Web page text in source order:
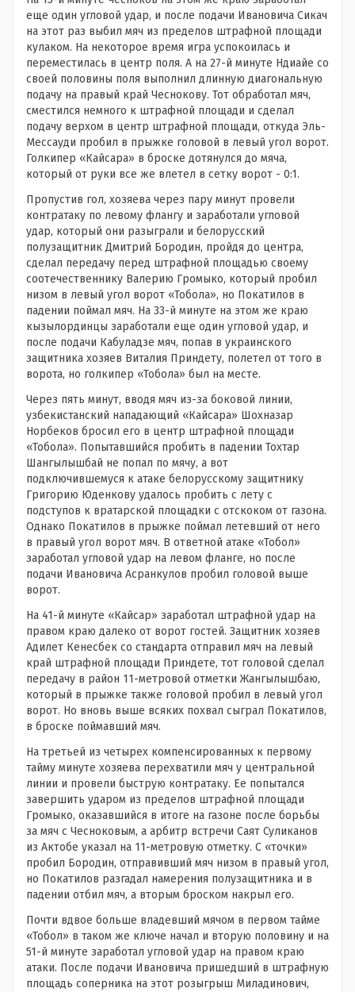
еще один угловой удар, и после подачи Ивановича Сикач
на этот раз выбил мяч из пределов штрафной площади
кулаком. На некоторое время игра успокоилась и
переместилась в центр поля. А на 27-й минуте Ндиайе со
своей половины поля выполнил длинную диагональную
подачу на правый край Чеснокову. Тот обработал мяч,
сместился немного к штрафной площади и сделал
подачу верхом в центр штрафной площади, откуда Эль-
Мессауди пробил в прыжке головой в левый угол ворот.
Голкипер «Кайсара» в броске дотянулся до мяча,
который от руки все же влетел в сетку ворот - 0:1.
Пропустив гол, хозяева через пару минут провели
контратаку по левому флангу и заработали угловой
удар, который они разыграли и белорусский
полузащитник Дмитрий Бородин, пройдя до центра,
сделал передачу перед штрафной площадью своему
соотечественнику Валерию Громыко, который пробил
низом в левый угол ворот «Тобола», но Покатилов в
падении поймал мяч. На 33-й минуте на этом же краю
кызылординцы заработали еще один угловой удар, и
после подачи Кабуладзе мяч, попав в украинского
защитника хозяев Виталия Приндету, полетел от того в
ворота, но голкипер «Тобола» был на месте.
Через пять минут, вводя мяч из-за боковой линии,
узбекистанский нападающий «Кайсара» Шохназар
Норбеков бросил его в центр штрафной площади
«Тобола». Попытавшийся пробить в падении Тохтар
Шангылышбай не попал по мячу, а вот
подключившемуся к атаке белорусскому защитнику
Григорию Юденкову удалось пробить с лету с
подступов к вратарской площадки с отскоком от газона.
Однако Покатилов в прыжке поймал летевший от него
в правый угол ворот мяч. В ответной атаке «Тобол»
заработал угловой удар на левом фланге, но после
подачи Ивановича Асранкулов пробил головой выше
ворот.
На 41-й минуте «Кайсар» заработал штрафной удар на
правом краю далеко от ворот гостей. Защитник хозяев
Адилет Кенесбек со стандарта отправил мяч на левый
край штрафной площади Приндете, тот головой сделал
передачу в район 11-метровой отметки Жангылышбаю,
который в прыжке также головой пробил в левый угол
ворот. Но вновь выше всяких похвал сыграл Покатилов,
в броске поймавший мяч.
На третьей из четырех компенсированных к первому
тайму минуте хозяева перехватили мяч у центральной
линии и провели быструю контратаку. Ее попытался
завершить ударом из пределов штрафной площади
Громыко, оказавшийся в итоге на газоне после борьбы
за мяч с Чесноковым, а арбитр встречи Саят Суликанов
из Актобе указал на 11-метровую отметку. С «точки»
пробил Бородин, отправивший мяч низом в правый угол,
но Покатилов разгадал намерения полузащитника и в
падении отбил мяч, а вторым броском накрыл его.
Почти вдвое больше владевший мячом в первом тайме
«Тобол» в таком же ключе начал и вторую половину и на
51-й минуте заработал угловой удар на правом краю
атаки. После подачи Ивановича пришедший в штрафную
площадь соперника на этот розыгрыш Миладинович,